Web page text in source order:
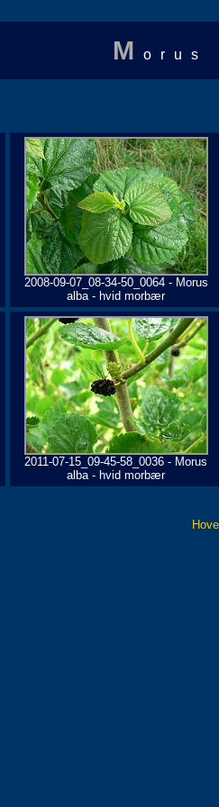
M orus
2008-09-07_08-34-50_0064 - Morus
alba - hvid morbær
2011-07-15_09-45-58_0036 - Morus
alba - hvid morbær